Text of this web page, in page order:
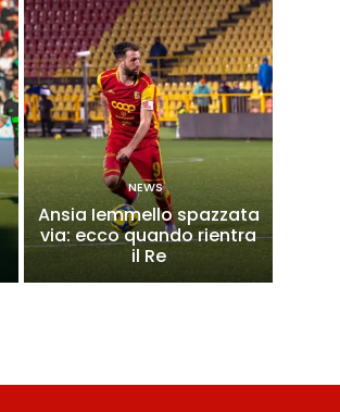
NEWS
Ansia Iemmello spazzata
via: ecco quando rientra
il Re